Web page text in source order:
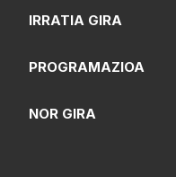
IRRATIA GIRA
PROGRAMAZIOA
NOR GIRA